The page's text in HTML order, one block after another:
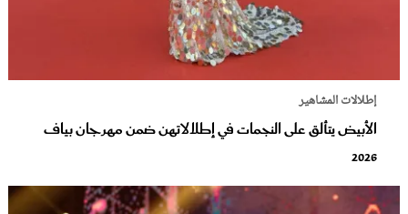
إطلالات المشاهير
الأبيض يتألق على النجمات في إطلالاتهن ضمن مهرجان بياف
2026